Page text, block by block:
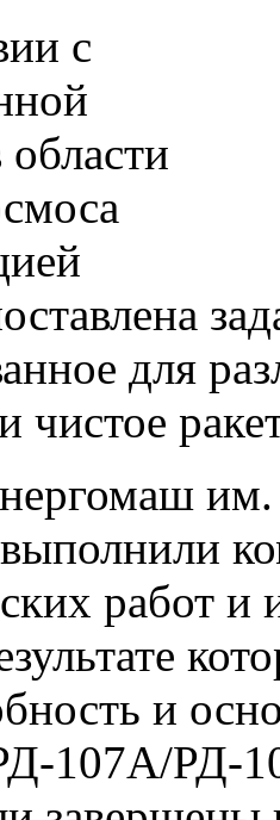
с
области
для
чистое
работ
и
107А/РД-